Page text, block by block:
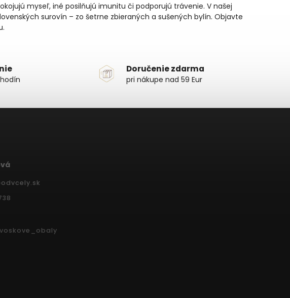
myseľ, iné posilňujú imunitu či podporujú trávenie. V našej
surovín – zo šetrne zbieraných a sušených bylín. Objavte
Doručenie zdarma
pri nákupe nad 59 Eur
odvcely.sk